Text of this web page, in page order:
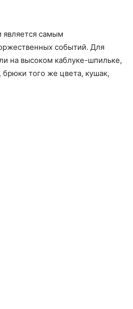
является самым
событий. Для
на высоком каблуке-шпильке,
того же цвета, кушак,